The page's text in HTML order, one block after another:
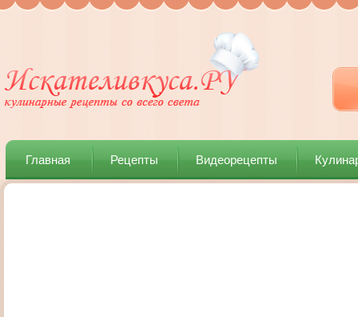
Главная Рецепты Видеорецепты